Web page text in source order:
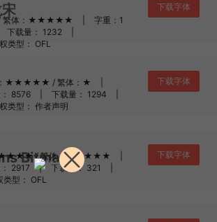
繁体：★★★★★
字重：1
下载量： 1232
类型： OFL
下载字体
★★★★★ / 繁体：★
8576 下载量： 1294
类型： 作者声明
下载字体
Bitmap
/ 繁体：★★★★★
2917 | 下载量： 321
类型： OFL
下载字体